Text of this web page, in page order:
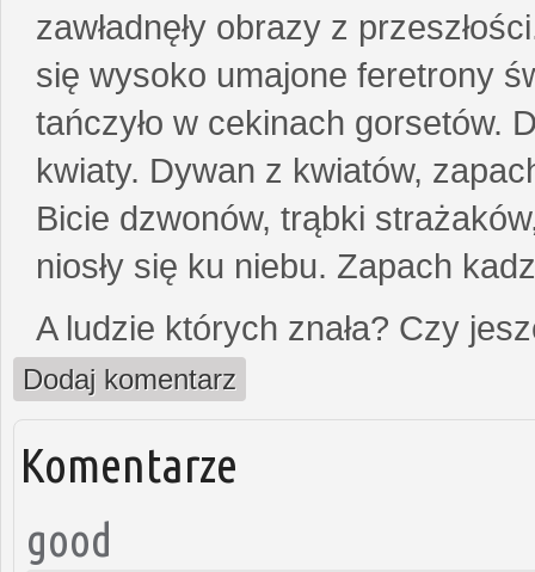
zawładnęły obrazy z
się wysoko umajone feretrony
tańczyło w cekinach gorsetów.
kwiaty. Dywan z kwiatów,
Bicie dzwonów, trąbki
niosły się ku niebu. Zapach
A ludzie których znała? Czy
Dodaj komentarz
Komentarze
good